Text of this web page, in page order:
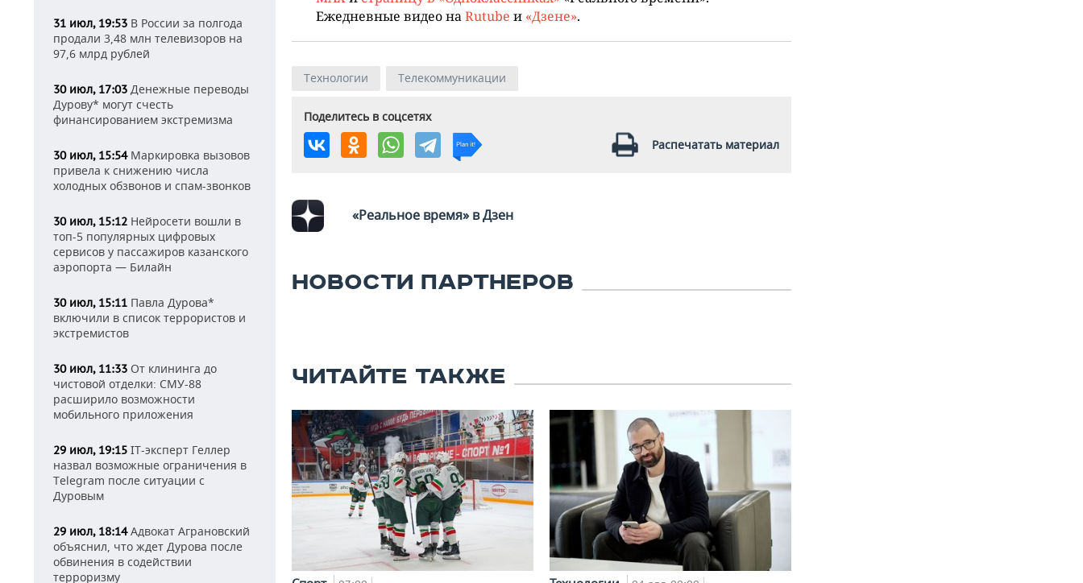
31 июл, 19:53 В России за полгода
продали 3,48 млн телевизоров на
97,6 млрд рублей
30 июл, 17:03 Денежные переводы
Дурову* могут счесть
финансированием экстремизма
30 июл, 15:54Маркировка вызовов
привела к снижению числа
холодных обзвонов и спам-звонков
30 июл, 15:12 Нейросети вошли в
топ-5 популярных цифровых
сервисов у пассажиров казанского
аэропорта — Билайн
30 июл, 15:11 Павла Дурова*
включили в список террористов и
экстремистов
30 июл, 11:33 От клининга до
чистовой отделки: СМУ-88
расширило возможности
мобильного приложения
29 июл, 19:15 IT-эксперт Геллер
назвал возможные ограничения в
Telegram после ситуации с
Дуровым
29 июл, 18:14Адвокат Аграновский
объяснил, что ждет Дурова после
обвинения в содействии
терроризму
Ежедневные видео на Rutube и «Дзене».
Технологии Телекоммуникации
Поделитесь в соцсетях
Распечатать материал
«Реальное время» в Дзен
НОВОСТИ ПАРТНЕРОВ
ЧИТАЙТЕ ТАКЖЕ